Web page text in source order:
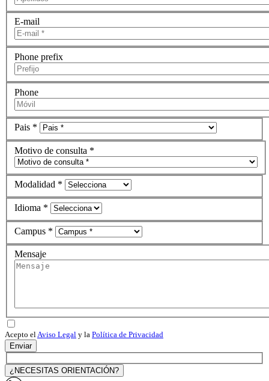
E-mail
Phone prefix
Phone
Pais *
Motivo de consulta *
Modalidad *
Idioma *
Campus *
Mensaje
Acepto elAviso Legal y la Política de Privacidad
Enviar
¿NECESITAS ORIENTACIÓN?